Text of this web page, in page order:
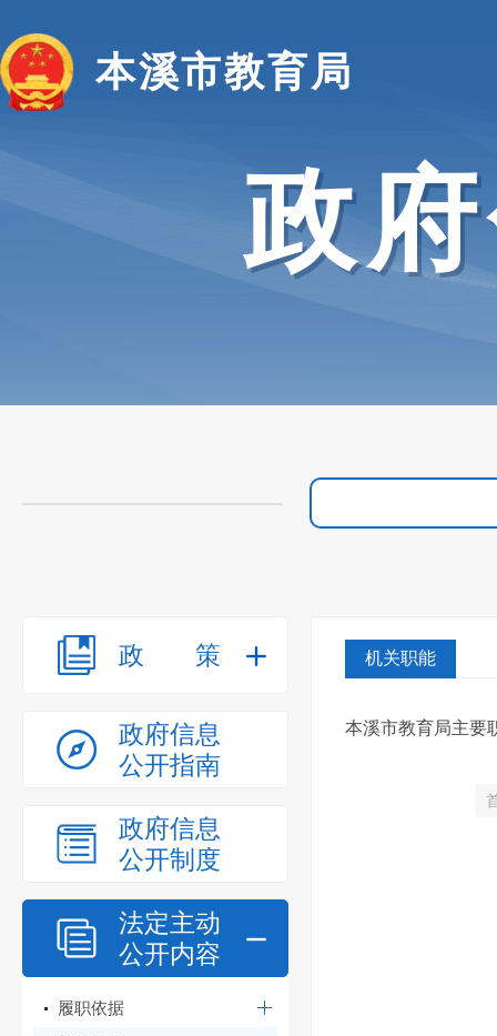
本溪市教育局
政
政策
政府信息
公开指南
政府信息
公开制度
法定主动
公开内容
履职依据
机关职能
本溪市教育局主要